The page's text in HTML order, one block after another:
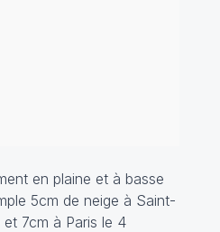
en plaine et à basse
5cm de neige à Saint-
7cm à Paris le 4